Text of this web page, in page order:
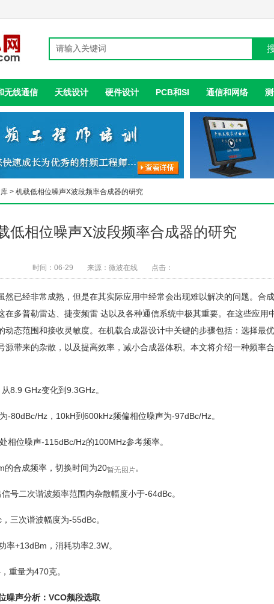
无线通信 天线设计 硬件设计 PCB和SI 通信和网络
> 机载低相位噪声X波段频率合成器的研究
低相位噪声X波段频率合成器的研究
时间：06-29 来源：微波在线 点击：
然已经非常成熟，但是在其实际应用中经常会出现难以解决的问题。合
在多普勒雷达、捷变频雷 达以及各种通信系统中极其重要。在这些应用
动态范围和接收灵敏度。在机载合成器设计中关键的步骤包括：选择最
源带来的杂散，以及提高效率，减小合成器体积。本文将介绍一种频率
8.9 GHz变化到9.3GHz。
-80dBc/Hz，10kH到600kHz频偏相位噪声为-97dBc/Hz。
相位噪声-115dBc/Hz的100MHz参考频率。
的合成频率，切换时间为20 。
号二次谐波频率范围内杂散幅度小于-64dBc。
三次谐波幅度为-55dBc。
率+13dBm，消耗功率2.3W。
，重量为470克。
噪声分析： VCO频段选取